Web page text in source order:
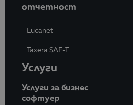
отчетност
Lucanet
Taxera SAF-T
Услуги
Услуги за бизнес
софтуер